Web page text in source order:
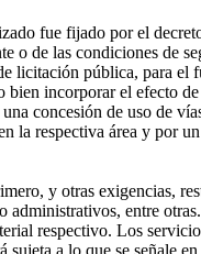
fue fijado por el
o de las condiciones de
pública, para el
incorporar el efecto
concesión de uso de
la respectiva área y por
y otras exigencias,
entre
respectivo. Los
a lo que se señale